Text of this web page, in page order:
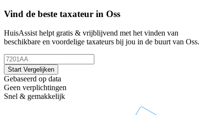
Vind de beste taxateur in Oss
HuisAssist helpt gratis & vrijblijvend met het vinden van
beschikbare en voordelige taxateurs bij jou in de buurt van Oss.
Start Vergelijken
Gebaseerd op data
Geen verplichtingen
Snel & gemakkelijk